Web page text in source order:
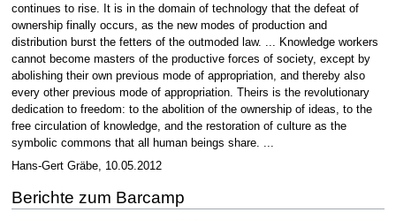
continues to rise. It is in the domain of technology that the defeat of
ownership finally occurs, as the new modes of production and
distribution burst the fetters of the outmoded law. ... Knowledge workers
cannot become masters of the productive forces of society, except by
abolishing their own previous mode of appropriation, and thereby also
every other previous mode of appropriation. Theirs is the revolutionary
dedication to freedom: to the abolition of the ownership of ideas, to the
free circulation of knowledge, and the restoration of culture as the
symbolic commons that all human beings share. ...
Hans-Gert Gräbe, 10.05.2012
Berichte zum Barcamp